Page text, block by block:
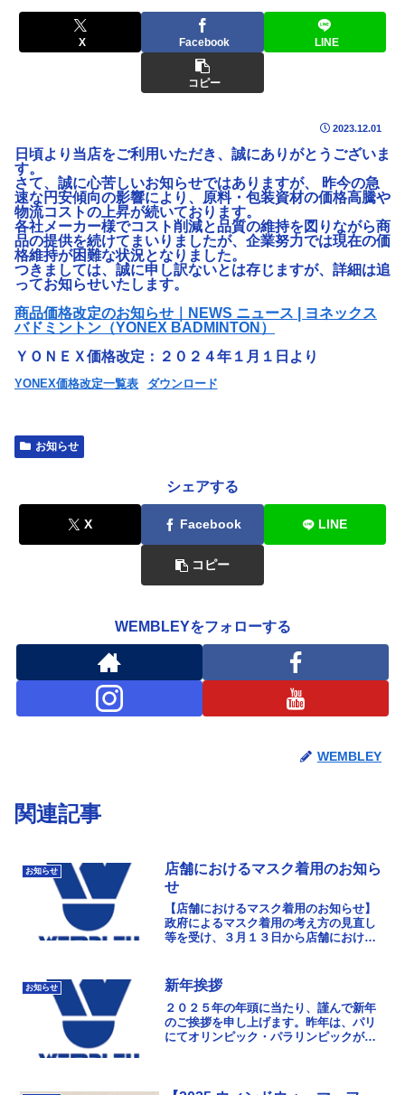
X Facebook LINE
コピー
2023.12.01
日頃より当店をご利用いただき、誠にありがとうございま
す。
さて、誠に心苦しいお知らせではありますが、 昨今の急
速な円安傾向の影響により、原料・包装資材の価格高騰や
物流コストの上昇が続いております。
各社メーカー様でコスト削減と品質の維持を図りながら商
品の提供を続けてまいりましたが、企業努力では現在の価
格維持が困難な状況となりました。
つきましては、誠に申し訳ないとは存じますが、詳細は追
ってお知らせいたします。
商品価格改定のお知らせ｜NEWS ニュース | ヨネックス
バドミントン（YONEX BADMINTON）
ＹＯＮＥＸ価格改定：２０２４年１月１日より
YONEX価格改定一覧表 ダウンロード
お知らせ
シェアする
X Facebook LINE
コピー
WEMBLEYをフォローする
WEMBLEY
関連記事
お知らせ
店舗におけるマスク着用のお知ら
せ
【店舗におけるマスク着用のお知らせ】
政府によるマスク着用の考え方の見直し
等を受け、３月１３日から店舗における
申し上げます。
お知らせ 新年挨拶
２０２５年の年頭に当たり、謹んで新年
のご挨拶を申し上げます。昨年は、パリ
にてオリンピック・パラリンピックが開